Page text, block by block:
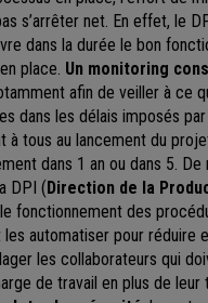
s’arrêter net. En effet, le
dans la durée le bon
place. Un monitoring
afin de veiller à ce
dans les délais imposés
à tous au lancement du
dans 1 an ou dans 5.
DPI (Direction de la
fonctionnement des
automatiser pour réduire
les collaborateurs qui
de travail en plus de leur